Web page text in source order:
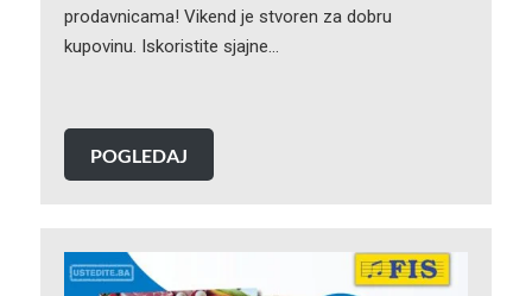
prodavnicama! Vikend je stvoren za dobru
kupovinu. Iskoristite sjajne…
POGLEDAJ